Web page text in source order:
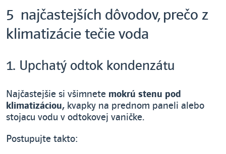
5 najčastejších dôvodov, prečo z
klimatizácie tečie voda
1. Upchatý odtok kondenzátu
Najčastejšie si všimnete mokrú stenu pod
klimatizáciou, kvapky na prednom paneli alebo
stojacu vodu v odtokovej vaničke.
Postupujte takto: